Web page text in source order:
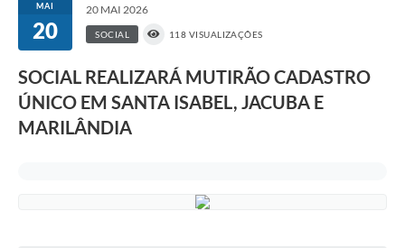
MAI
20
20 MAI 2026
SOCIAL 118 VISUALIZAÇÕES
SOCIAL REALIZARÁ MUTIRÃO CADASTRO
ÚNICO EM SANTA ISABEL, JACUBA E
MARILÂNDIA